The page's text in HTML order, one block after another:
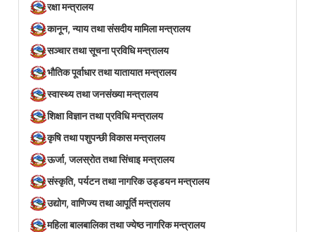
रक्षा मन्त्रालय
कानून, न्याय तथा संसदीय मामिला मन्त्रालय
सञ्‍चार तथा सूचना प्रविधि मन्त्रालय
भौतिक पूर्वाधार तथा यातायात मन्त्रालय
स्वास्थ्य तथा जनसंख्या मन्त्रालय
शिक्षा विज्ञान तथा प्रविधि मन्त्रालय
कृषि तथा पशुपन्छी विकास मन्त्रालय
ऊर्जा, जलस्रोत तथा सिंचाइ मन्त्रालय
संस्कृति, पर्यटन तथा नागरिक उड्डयन मन्त्रालय
उद्योग, वाणिज्य तथा आपूर्ति मन्त्रालय
महिला बालबालिका तथा ज्येष्ठ नागरिक मन्त्रालय